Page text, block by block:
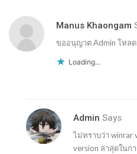
Manus Khaongam
ขออนุญาต Admin โหล
Loading...
Admin Says
ไม่ทราบว่า winrar
version ล่าสุดในก